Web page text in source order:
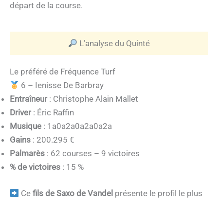
départ de la course.
L’analyse du Quinté
Le préféré de Fréquence Turf
6 – Ienisse De Barbray
Entraîneur: Christophe Alain Mallet
Driver: Éric Raffin
Musique : 1a0a2a0a2a0a2a
Gains : 200.295 €
Palmarès : 62 courses – 9 victoires
% de victoires : 15 %
Cefils de Saxo de Vandel présente le profil le plus